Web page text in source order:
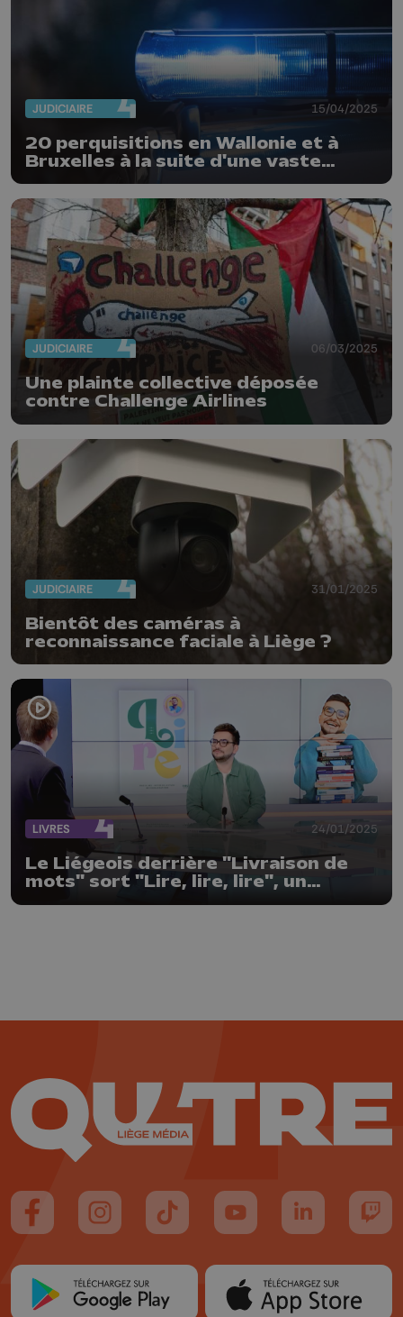
JUDICIAIRE 15/04/2025
20 perquisitions en Wallonie et à
Bruxelles à la suite d'une vaste
fraude sociale
JUDICIAIRE 06/03/2025
Une plainte collective déposée
contre Challenge Airlines
JUDICIAIRE 31/01/2025
Bientôt des caméras à
reconnaissance faciale à Liège ?
LIVRES 24/01/2025
Le Liégeois derrière "Livraison de
mots" sort "Lire, lire, lire", un
Suivez-nous sur FaceBook
Suivez-nous sur Instagram
Suivez-nous sur TikTok
Suivez-nous sur YouTube
Suivez-nous